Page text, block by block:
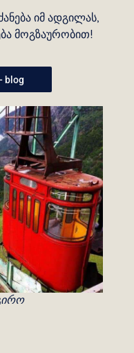
იმ ადგილას,
მოგზაურობით!
blog